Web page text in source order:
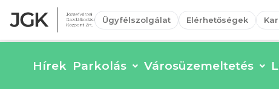
Ügyfélszolgálat Elérhetőségek
Hírek Parkolás Városüzemeltetés
Nagy Fuvaros u. 3a,